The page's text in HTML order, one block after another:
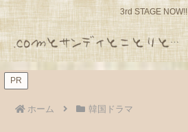
3rd STAGE NOW!!
PR
ホーム 韓国ドラマ